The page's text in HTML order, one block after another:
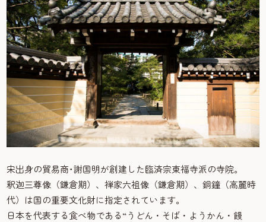
宋出身の貿易商･謝国明が創建した臨済宗東福寺派の寺院。
釈迦三尊像（鎌倉期）、禅家六祖像（鎌倉期）、銅鐘（高麗時
代）は国の重要文化財に指定されています。
日本を代表する食べ物である“うどん・そば・ようかん・饅